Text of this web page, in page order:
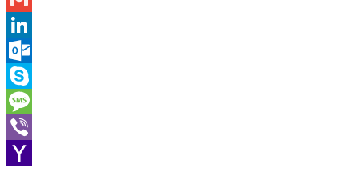
Gmail
LinkedIn
Outlook.com
Skype
Message
Viber